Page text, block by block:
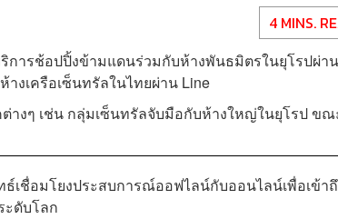
4 MINS.
การช้อปปิ้งข้ามแดนร่วมกับห้างพันธมิตรในยุโรปผ่าน
างเครือเซ็นทรัลในไทยผ่าน Line
งๆ เช่น กลุ่มเซ็นทรัลจับมือกับห้างใหญ่ในยุโรป ข
ชื่อมโยงประสบการณ์ออฟไลน์กับออนไลน์เพื่อเข้า
ะดับโลก